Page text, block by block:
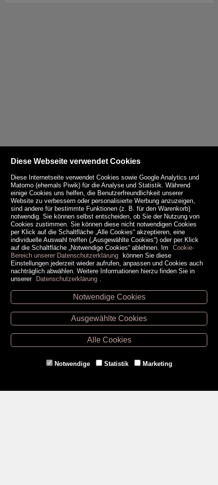
Unsere Öffnungszeiten
Retz -02942/20433
Hollabrunn -02952/30057
Eggenburg -02984/3836
Gmünd -
Diese Webseite verwendet Cookies
Diese Internetseite verwendet Cookies sowie Google Analytics und
Matomo (ehemals Piwik) für die Analyse und Statistik. Während
einige Cookies uns helfen, die Benutzerfreundlichkeit unserer
Website zu verbessern oder personalisierte Werbung anzuzeigen,
sind andere für bestimmte Funktionen (z. B. für den Warenkorb)
notwendig. Sie können selbst entscheiden, ob Sie der Nutzung von
Cookies zustimmen. Sie können diese nicht notwendigen Cookies
per Klick auf die Schaltfläche „Alle Cookies“ akzeptieren, eine
individuelle Auswahl treffen („Ausgewählte Cookies“) oder per Klick
auf die Schaltfläche „Notwendige Cookies“ ablehnen. Im
Cookie-
Bereich unserer Datenschutzerklärung können Sie diese
Einstellungen jederzeit wieder aufrufen, anpassen und Cookies auch
nachträglich abwählen. Weitere Informationen hierzu finden Sie in
unserer Datenschutzerklärung
Notwendige Cookies
Ausgewählte Cookies
Alle Cookies
Notwendige Statistik Marketing